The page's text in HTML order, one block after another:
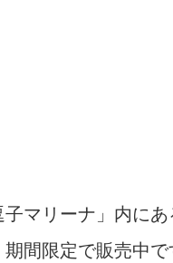
子マリーナ」内に
期間限定で販売中で